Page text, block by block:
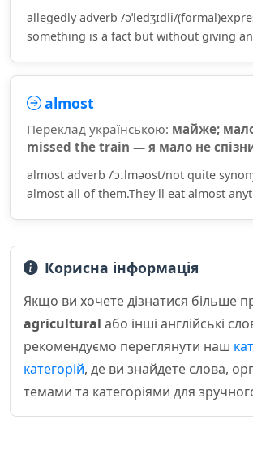
allegedly adverb /əˈledʒɪdli/
something is a fact but without giving
almost
Переклад українською: майже;
missed the train — я мало не
almost adverb /ˈɔːlməʊst/not quite
almost all of them.They'll eat almost
Корисна інформація
Якщо ви хочете дізнатися більше
agricultural або інші англійські
рекомендуємо переглянути наш
категорій, де ви знайдете слова,
темами та категоріями для